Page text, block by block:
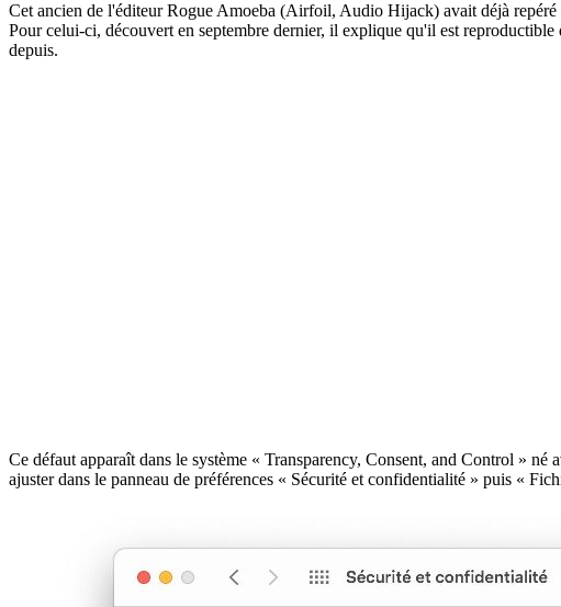
Cet ancien de l'éditeur Rogue Amoeba (Airfoil, Audio Hijack) avait déjà
Pour celui-ci, découvert en septembre dernier, il explique qu'il est
depuis.
Ce défaut apparaît dans le système « Transparency, Consent, and Control »
ajuster dans le panneau de préférences « Sécurité et confidentialité » puis «